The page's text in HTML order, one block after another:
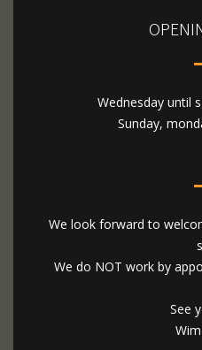
Wednesday until
Sunday,
We look forward to
We do NOT work by
See